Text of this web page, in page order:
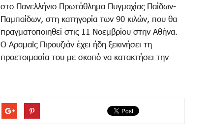
στο Πανελλήνιο Πρωτάθλημα Πυγμαχίας Παίδων-
Παμπαίδων, στη κατηγορία των 90 κιλών, που θα
πραγματοποιηθεί στις 11 Νοεμβρίου στην Αθήνα.
Ο Αραμαϊς Πιρουζιάν έχει ήδη ξεκινήσει τη
προετοιμασία του με σκοπό να κατακτήσει την